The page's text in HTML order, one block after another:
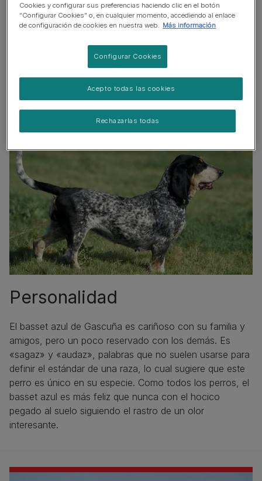
No es un perro guardián
Puede necesitar entrenamiento para vivir con otras
Personalidad
El basset azul de Gascuña es cariñoso con su familia y
amigos, pero un poco reservado con los demás. Es
«sagaz» y «audaz», palabras que no suelen usarse para
definir el estándar de una raza, lo cual sugiere que este
perro es único en su especie. Como todos los perros, el
basset azul es más feliz que nunca con el hocico
pegado al suelo siguiendo el rastro de un olor
interesante.
Cookies y configurar sus preferencias haciendo clic en el botón
“Configurar Cookies” o, en cualquier momento, accediendo al enlace
de configuración de cookies en nuestra web.
Más información
Configurar Cookies
Rechazarlas todas
Acepto todas las cookies